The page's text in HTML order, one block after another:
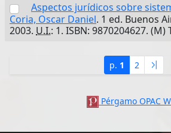
Aspectos jurídicos sobre
Coria, Oscar Daniel. 1 ed. Buenos
2003. U.I.: 1. ISBN: 9870204627. (M)
p. 1 2
Pérgamo OPAC